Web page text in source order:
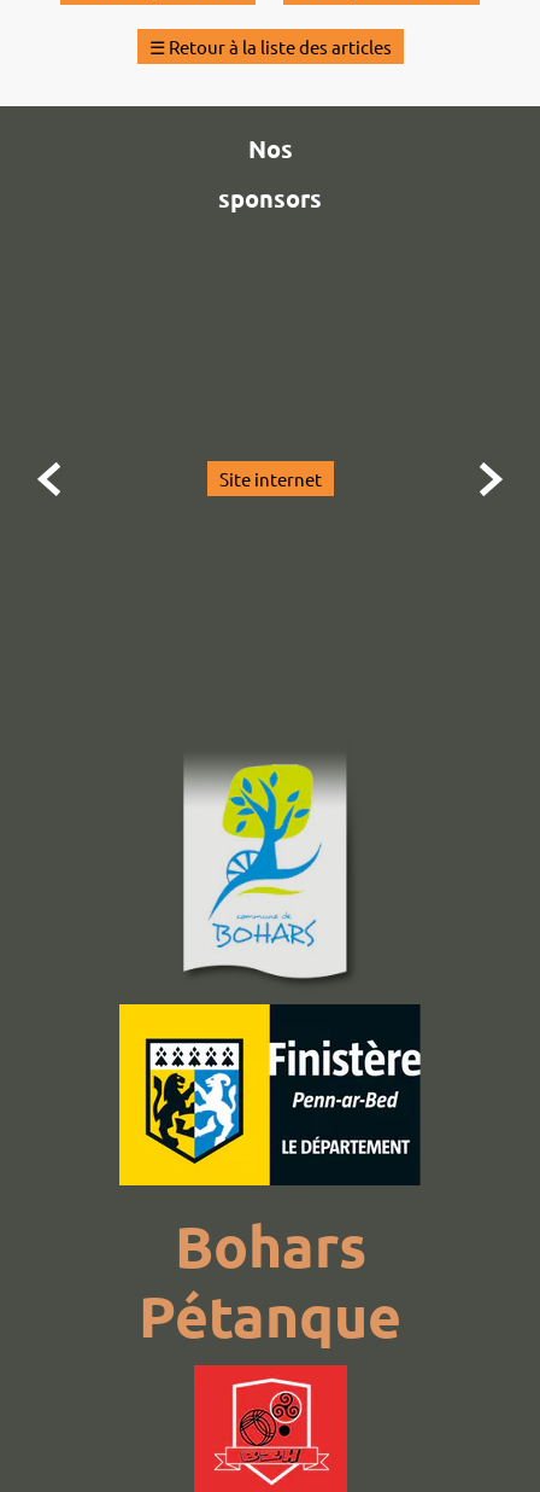
☰ Retour à la liste des articles
Nos
sponsors
Site internet
 
Bohars
Pétanque